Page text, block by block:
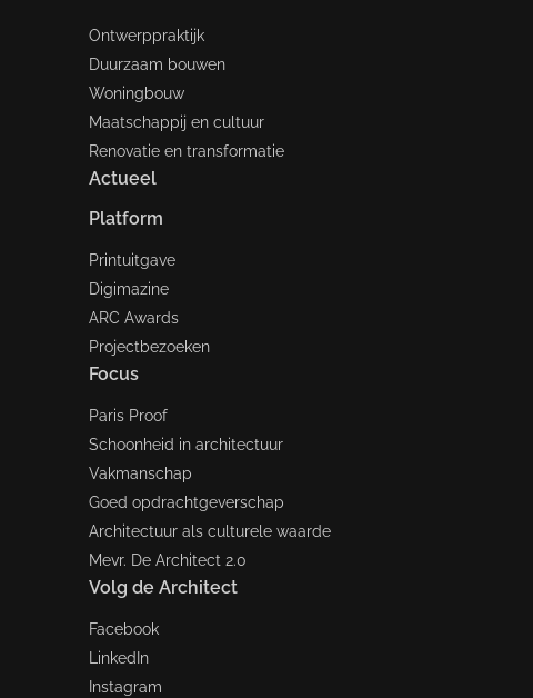
Ontwerppraktijk
Duurzaam bouwen
Woningbouw
Maatschappij en cultuur
Renovatie en transformatie
Actueel
Platform
Printuitgave
Digimazine
ARC Awards
Projectbezoeken
Focus
Paris Proof
Schoonheid in architectuur
Vakmanschap
Goed opdrachtgeverschap
Architectuur als culturele waarde
Mevr. De Architect 2.0
Volg de Architect
Facebook
LinkedIn
Instagram